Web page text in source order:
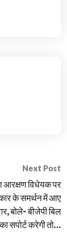
Next Post
आरक्षण विधेयक पर
के समर्थन में आए
बोले- बीजेपी बिल
का सपोर्ट करेगी तो…